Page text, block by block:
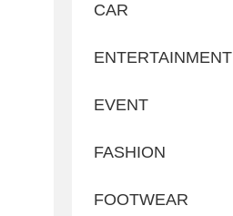
CAR
ENTERTAINMENT
EVENT
FASHION
FOOTWEAR